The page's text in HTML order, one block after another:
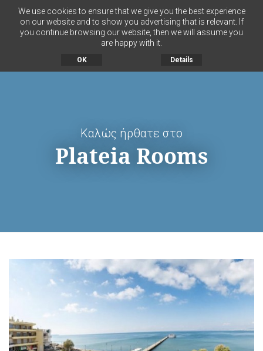
OK
We use cookies to ensure that we give you the best experience
on our website and to show you advertising that is relevant. If
you continue browsing our website, then we will assume you
are happy with it.
Details
Καλώς ήρθατε στο
Plateia Rooms
MENU